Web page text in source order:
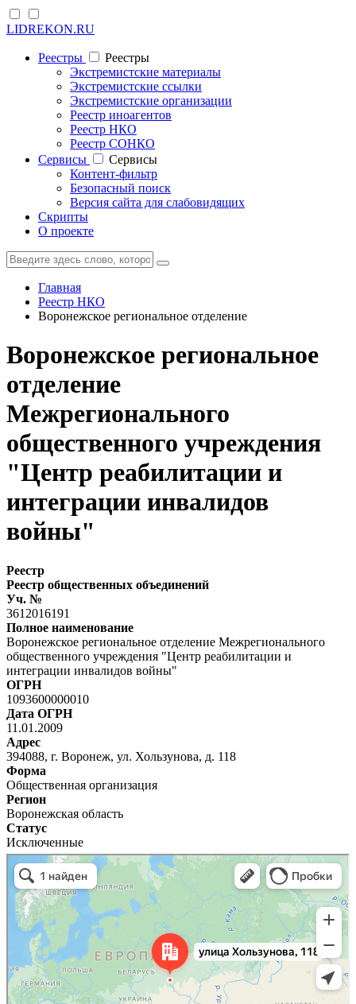
LIDREKON.RU
Реестры
Реестры
Экстремистские материалы
Экстремистские ссылки
Экстремистские организации
Реестр иноагентов
Реестр НКО
Реестр СОНКО
Cервисы
Cервисы
Контент-фильтр
Безопасный поиск
Версия сайта для слабовидящих
Скрипты
О проекте
Главная
Реестр НКО
Воронежское региональное отделение
Воронежское региональное
отделение
Межрегионального
общественного учреждения
"Центр реабилитации и
интеграции инвалидов
войны"
Реестр
Реестр общественных объединений
Уч. №
3612016191
Полное наименование
Воронежское региональное отделение Межрегионального
общественного учреждения "Центр реабилитации и
интеграции инвалидов войны"
ОГРН
1093600000010
Дата ОГРН
11.01.2009
Адрес
394088, г. Воронеж, ул. Хользунова, д. 118
Форма
Общественная организация
Регион
Воронежская область
Статус
Исключенные